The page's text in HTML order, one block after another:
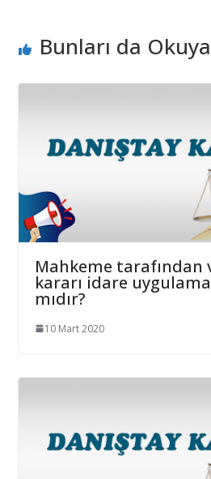
Bunları da
Mahkeme tarafından
kararı idare
mıdır?
10 Mart 2020